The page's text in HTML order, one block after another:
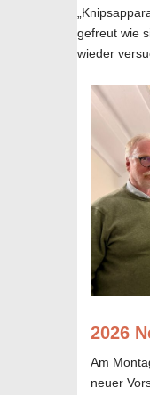
gefreut wie
wieder
2026
Am
neuer